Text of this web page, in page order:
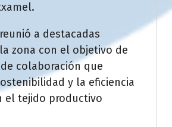
a destacadas
zona con el objetivo de
colaboración que
y la eficiencia
el tejido productivo